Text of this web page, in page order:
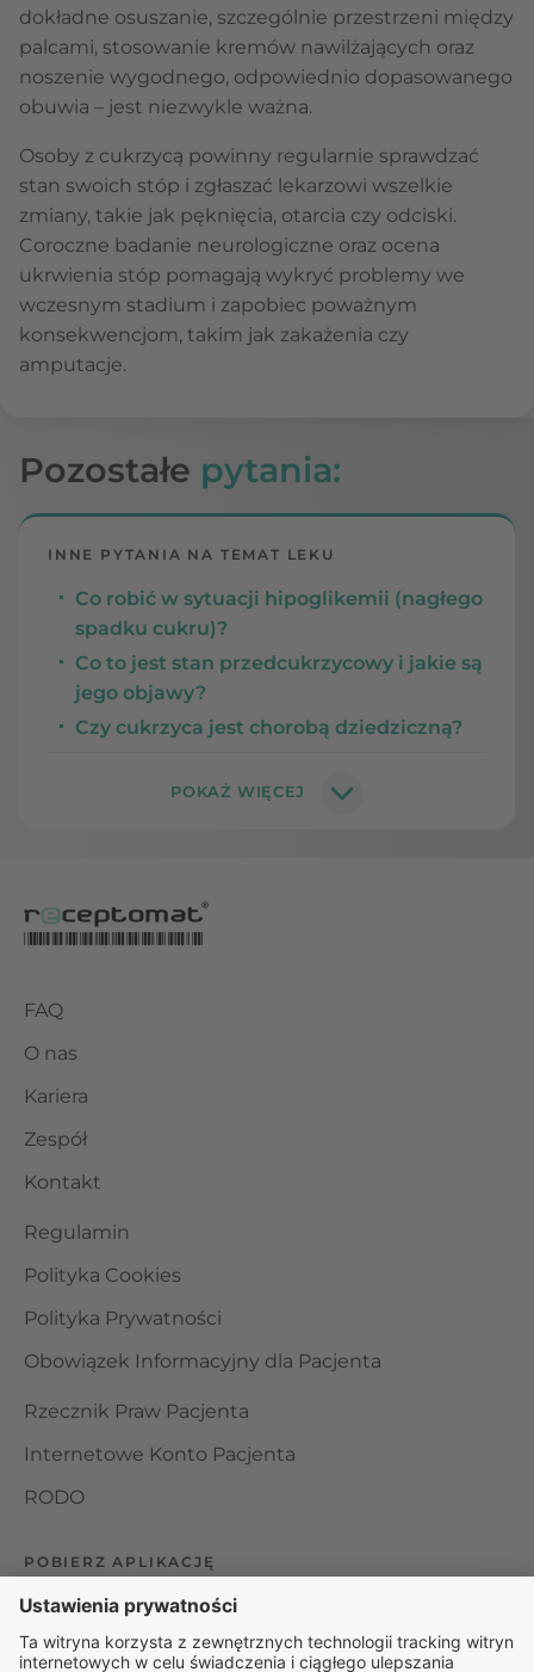
dokładne osuszanie, szczególnie przestrzeni między
palcami, stosowanie kremów nawilżających oraz
noszenie wygodnego, odpowiednio dopasowanego
obuwia – jest niezwykle ważna.
Osoby z cukrzycą powinny regularnie sprawdzać
stan swoich stóp i zgłaszać lekarzowi wszelkie
zmiany, takie jak pęknięcia, otarcia czy odciski.
Coroczne badanie neurologiczne oraz ocena
ukrwienia stóp pomagają wykryć problemy we
wczesnym stadium i zapobiec poważnym
konsekwencjom, takim jak zakażenia czy
amputacje.
Pozostałe pytania:
INNE PYTANIA NA TEMAT LEKU
Co robić w sytuacji hipoglikemii (nagłego
spadku cukru)?
Co to jest stan przedcukrzycowy i jakie są
jego objawy?
Czy cukrzyca jest chorobą dziedziczną?
FAQ
O nas
Kariera
Zespół
Kontakt
Regulamin
Polityka Cookies
Polityka Prywatności
Obowiązek Informacyjny dla Pacjenta
Rzecznik Praw Pacjenta
Internetowe Konto Pacjenta
RODO
POBIERZ APLIKACJĘ